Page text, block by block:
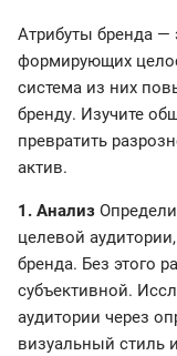
Атрибуты бренда —
формирующих
система из них
бренду. Изучите
превратить
актив.
1. Анализ
целевой
бренда. Без этого
субъективной.
аудитории через
визуальный стиль